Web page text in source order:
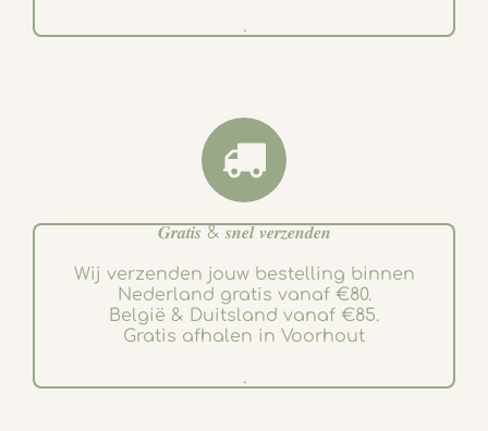
.
𝑮𝒓𝒂𝒕𝒊𝒔 & 𝒔𝒏𝒆𝒍 𝒗𝒆𝒓𝒛𝒆𝒏𝒅𝒆𝒏
Wij verzenden jouw bestelling binnen
Nederland gratis vanaf €80.
België & Duitsland vanaf €85.
Gratis afhalen in Voorhout
.